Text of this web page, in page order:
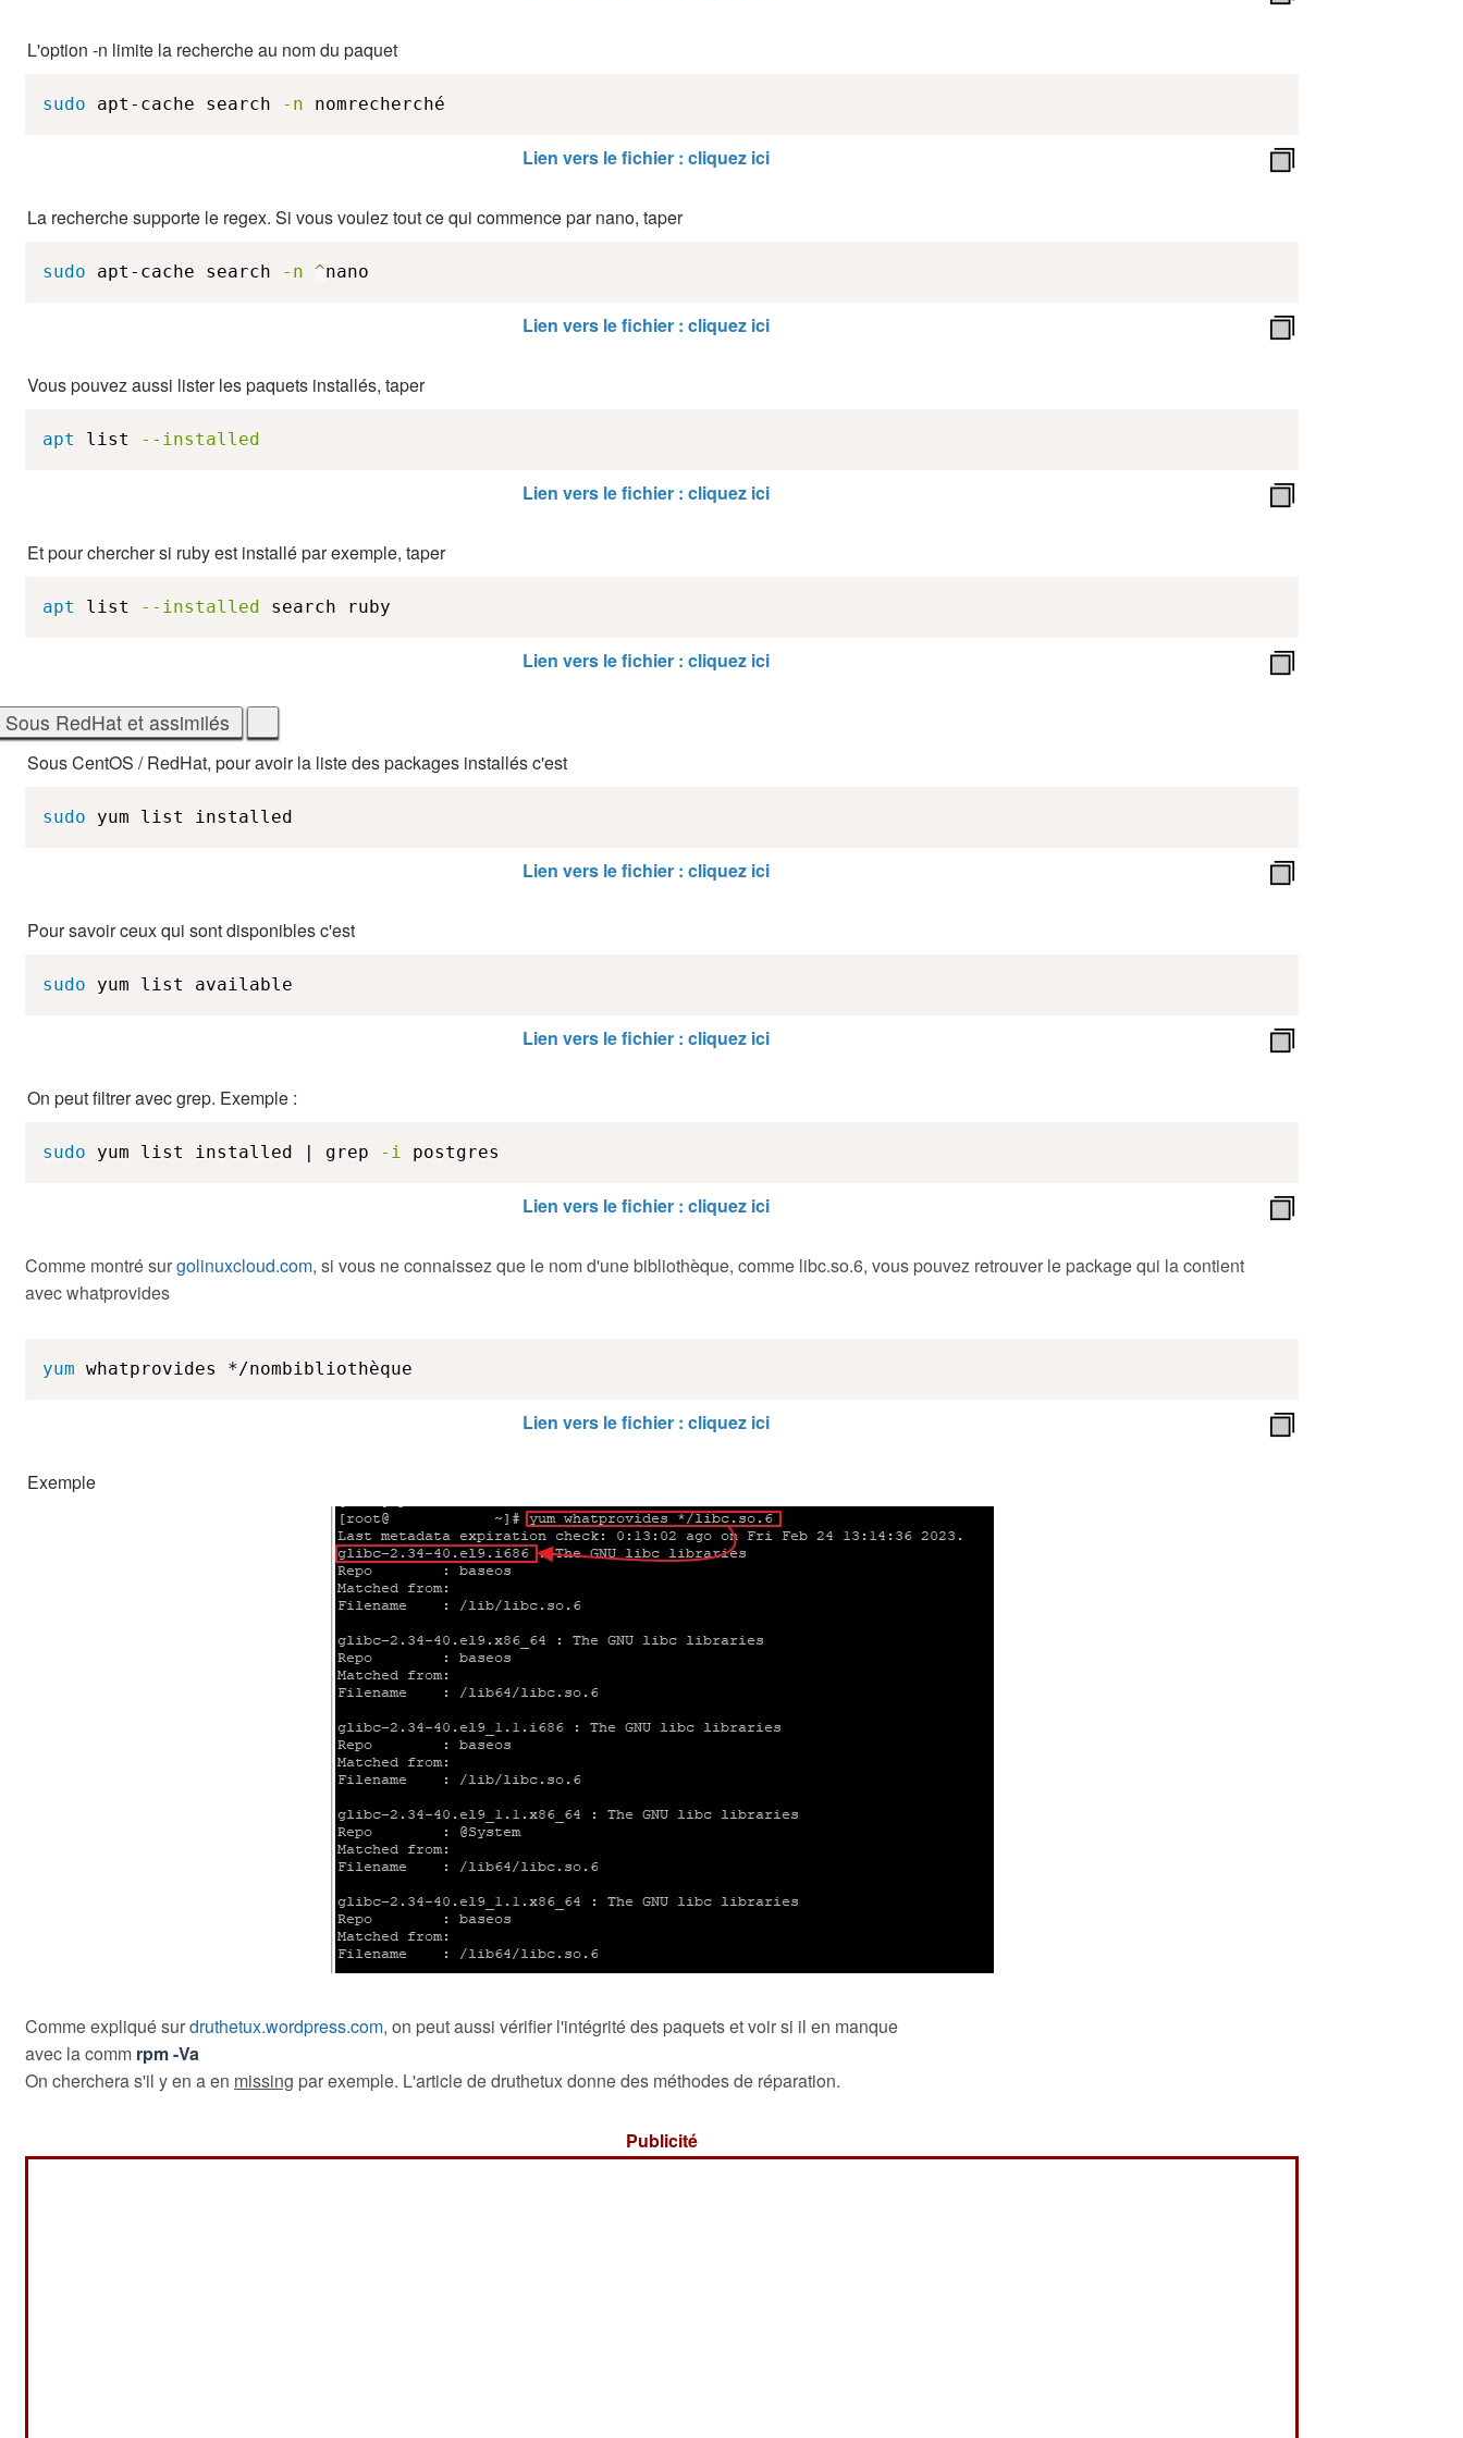
L'option -n limite la recherche au nom du paquet
sudo apt-cache search -n nomrecherché
Lien vers le fichier : cliquez ici
La recherche supporte le regex. Si vous voulez tout ce qui commence par nano, taper
sudo apt-cache search -n ^nano
Lien vers le fichier : cliquez ici
Vous pouvez aussi lister les paquets installés, taper
apt list --installed
Lien vers le fichier : cliquez ici
Et pour chercher si ruby est installé par exemple, taper
apt list --installed search ruby
Lien vers le fichier : cliquez ici
Sous CentOS / RedHat, pour avoir la liste des packages installés c'est
sudo yum list installed
Lien vers le fichier : cliquez ici
Pour savoir ceux qui sont disponibles c'est
sudo yum list available
Lien vers le fichier : cliquez ici
On peut filtrer avec grep. Exemple :
sudo yum list installed | grep -i postgres
Lien vers le fichier : cliquez ici
Comme montré surgolinuxcloud.com, si vous ne connaissez que le nom d'une bibliothèque, comme libc.so.6, vous pouvez retrouver le package qui la contient
avec whatprovides
yum whatprovides */nombibliothèque
Lien vers le fichier : cliquez ici
Exemple
Comme expliqué surdruthetux.wordpress.com, on peut aussi vérifier l'intégrité des paquets et voir si il en manque
avec la comm rpm -Va
On cherchera s'il y en a en missing par exemple. L'article de druthetux donne des méthodes de réparation.
Publicité